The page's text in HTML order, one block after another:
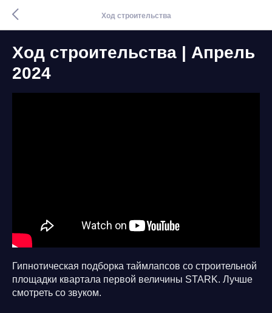
Ход строительства
Ход строительства | Апрель
2024
Гипнотическая подборка таймлапсов со строительной
площадки квартала первой величины STARK. Лучше
смотреть со звуком.